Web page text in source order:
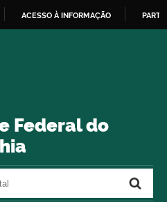
ACESSO À INFORMAÇÃO
Federal do